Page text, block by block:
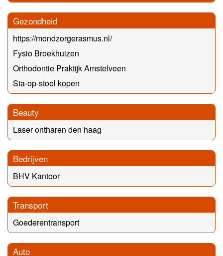
Gezondheid
https://mondzorgerasmus.nl/
Fysio Broekhuizen
Orthodontie Praktijk Amstelveen
Sta-op-stoel kopen
Beauty
Laser ontharen den haag
Bedrijven
BHV Kantoor
Transport
Goederentransport
Auto